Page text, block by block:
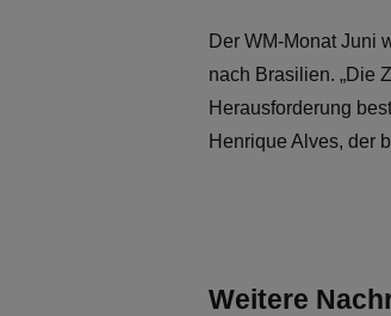
Der WM-Monat Juni
nach Brasilien. „Die
Herausforderung
Henrique Alves, der
Weitere